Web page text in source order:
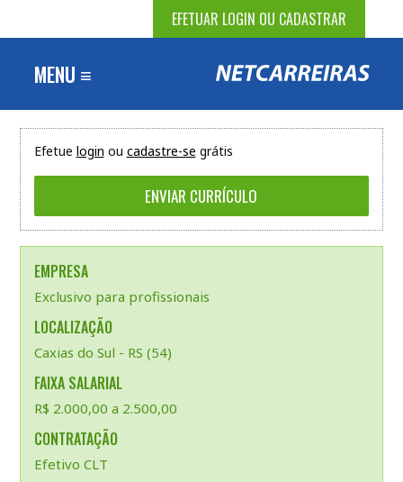
EFETUAR LOGIN OU CADASTRAR
MENU ≡
Efetue login ou cadastre-se grátis
EMPRESA
Exclusivo para profissionais
LOCALIZAÇÃO
Caxias do Sul - RS (54)
FAIXA SALARIAL
R$ 2.000,00 a 2.500,00
CONTRATAÇÃO
Efetivo CLT